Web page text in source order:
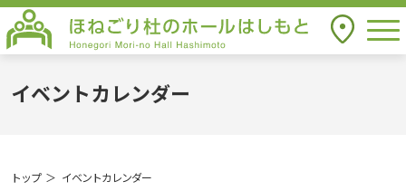
ほねごり杜のホールはしもと Honegori
Mori-no Hall Hashimoto
アクセス
イベントカレンダー
トップ
イベントカレンダー